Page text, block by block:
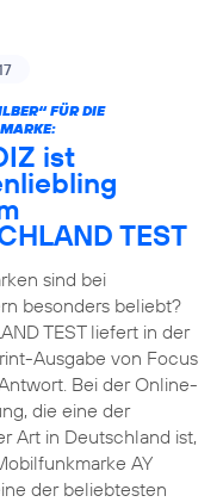
FÜR DIE
ist
TEST
sind bei
besonders beliebt?
TEST liefert in der
Ausgabe von Focus
Bei der Online-
die eine der
Art in Deutschland ist,
AY
der beliebtesten